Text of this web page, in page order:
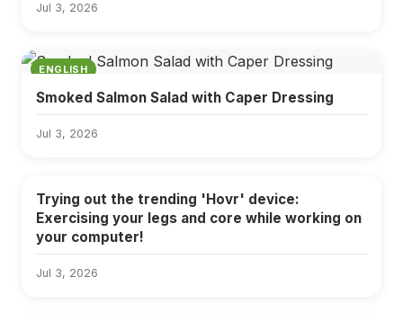
Jul 3, 2026
ENGLISH
Smoked Salmon Salad with Caper Dressing
Jul 3, 2026
ENGLISH
Trying out the trending 'Hovr' device:
Exercising your legs and core while working on
your computer!
Jul 3, 2026